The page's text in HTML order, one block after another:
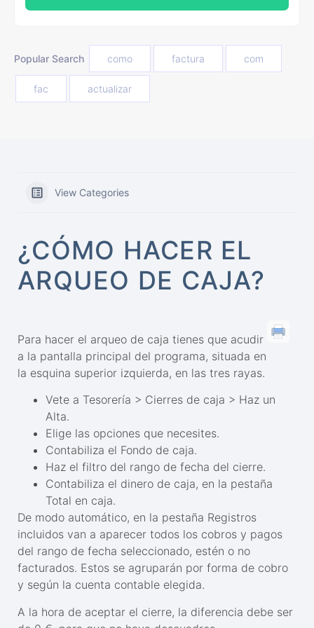
Popular Search como factura com
fac actualizar
View Categories
¿CÓMO HACER EL
ARQUEO DE CAJA?
Para hacer el arqueo de caja tienes que acudir
a la pantalla principal del programa, situada en
la esquina superior izquierda, en las tres rayas.
Vete a Tesorería > Cierres de caja > Haz un
Alta.
Elige las opciones que necesites.
Contabiliza el Fondo de caja.
Haz el filtro del rango de fecha del cierre.
Contabiliza el dinero de caja, en la pestaña
Total en caja.
De modo automático, en la pestaña Registros
incluidos van a aparecer todos los cobros y pagos
del rango de fecha seleccionado, estén o no
facturados. Estos se agruparán por forma de cobro
y según la cuenta contable elegida.
A la hora de aceptar el cierre, la diferencia debe ser